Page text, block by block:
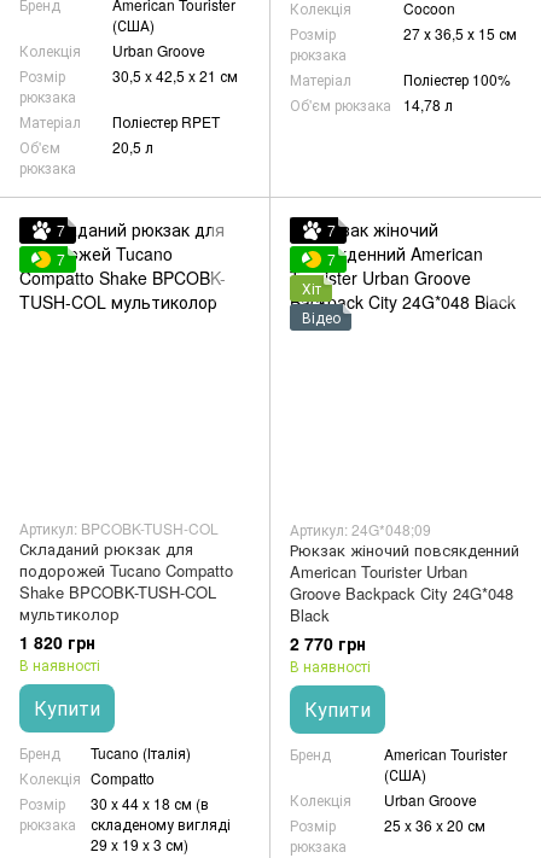
(США)
Колекція
Urban Groove
Розмір
рюкзака
30,5 x 42,5 x 21 см
Матеріал
Поліестер RPET
Об'єм
рюкзака
20,5 л
Колекція
Cocoon
Розмір
рюкзака
27 х 36,5 х 15 см
Матеріал
Поліестер 100%
Об'єм рюкзака
14,78 л
7
7
Артикул: BPCOBK-TUSH-COL
Складаний рюкзак для
подорожей Tucano Compatto
Shake BPCOBK-TUSH-COL
мультиколор
1 820 грн
В наявності
Купити
Бренд
Tucano (Італія)
Колекція Compatto
Розмір
рюкзака
30 x 44 x 18 см (в
складеному вигляді
29 x 19 x 3 см)
7
7
Хіт
Відео
Артикул: 24G*048;09
Рюкзак жіночий повсякденний
American Tourister Urban
Groove Backpack City 24G*048
Black
2 770 грн
В наявності
Купити
Бренд
American Tourister
(США)
Колекція
Urban Groove
Розмір
рюкзака
25 x 36 x 20 см